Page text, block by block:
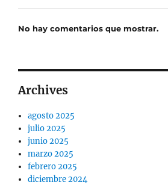
No hay comentarios que mostrar.
Archives
agosto 2025
julio 2025
junio 2025
marzo 2025
febrero 2025
diciembre 2024